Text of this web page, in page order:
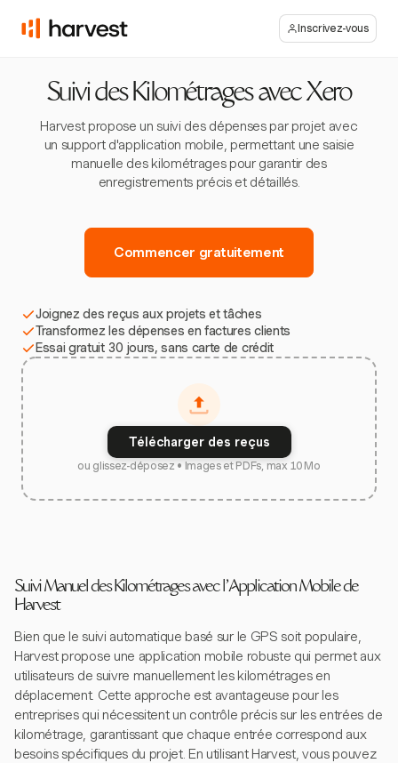
Inscrivez-vous
Suivi des Kilométrages avec Xero
Harvest propose un suivi des dépenses par projet avec
un support d'application mobile, permettant une saisie
manuelle des kilométrages pour garantir des
enregistrements précis et détaillés.
Commencer gratuitement
Joignez des reçus aux projets et tâches
Transformez les dépenses en factures clients
Essai gratuit 30 jours, sans carte de crédit
Télécharger des reçus
ou glissez-déposez • Images et PDFs, max 10 Mo
Suivi Manuel des Kilométrages avec l'Application Mobile de
Harvest
Bien que le suivi automatique basé sur le GPS soit populaire,
Harvest propose une application mobile robuste qui permet aux
utilisateurs de suivre manuellement les kilométrages en
déplacement. Cette approche est avantageuse pour les
entreprises qui nécessitent un contrôle précis sur les entrées de
kilométrage, garantissant que chaque entrée correspond aux
besoins spécifiques du projet. En utilisant Harvest, vous pouvez